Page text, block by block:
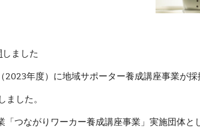
しました
年度）に地域サポーター養成講座事業が採
しました。
つながりワーカー養成講座事業」実施団体と